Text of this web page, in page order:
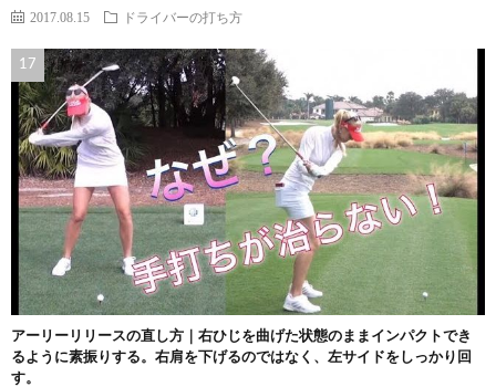
2017.08.15 ドライバーの打ち方
アーリーリリースの直し方｜右ひじを曲げた状態のままインパクトでき
るように素振りする。右肩を下げるのではなく、左サイドをしっかり回
す。